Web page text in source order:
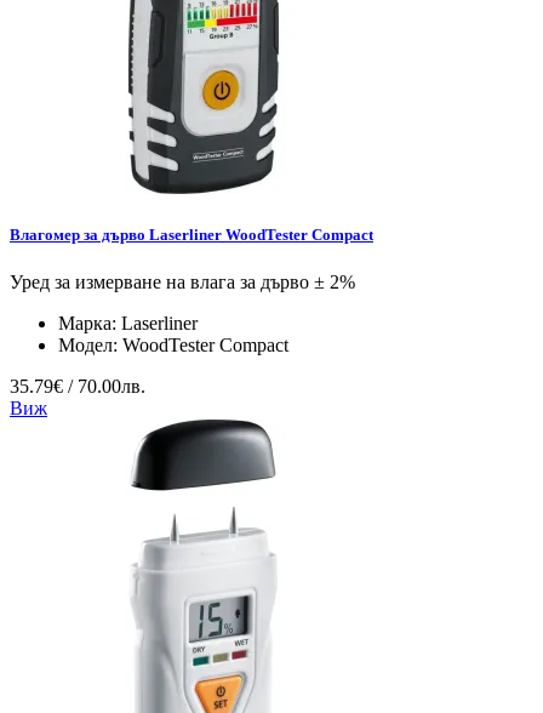
Влагомер за дърво Laserliner WoodTester Compact
Уред за измерване на влага за дърво ± 2%
Марка: Laserliner
Модел: WoodTester Compact
35.79€ / 70.00лв.
Виж